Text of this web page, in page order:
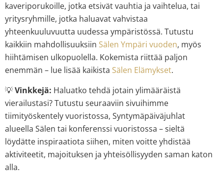
kaveriporukoille, jotka etsivät vauhtia ja vaihtelua, tai
yritysryhmille, jotka haluavat vahvistaa
yhteenkuuluvuutta uudessa ympäristössä. Tutustu
kaikkiin mahdollisuuksiin Sälen Ympäri vuoden, myös
hiihtämisen ulkopuolella. Kokemista riittää paljon
enemmän – lue lisää kaikista Sälen Elämykset.
💡Vinkkejä: Haluatko tehdä jotain ylimääräistä
vierailustasi? Tutustu seuraaviin sivuihimme
tiimityöskentely vuoristossa, Syntymäpäiväjuhlat
alueella Sälen tai konferenssi vuoristossa – sieltä
löydätte inspiraatiota siihen, miten voitte yhdistää
aktiviteetit, majoituksen ja yhteisöllisyyden saman katon
alla.